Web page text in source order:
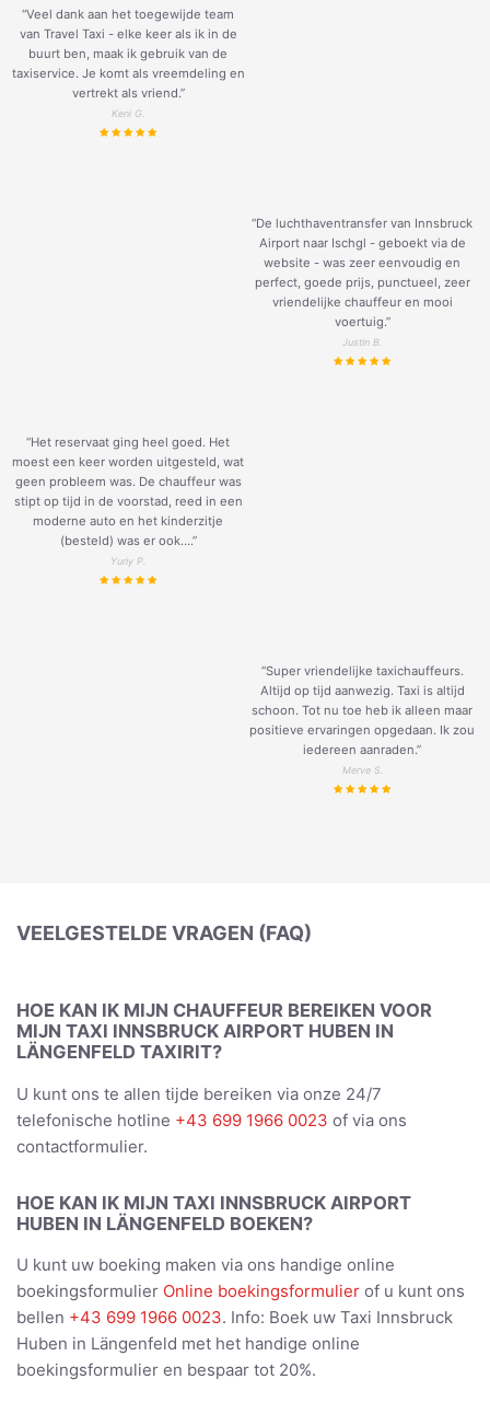
“Veel dank aan het toegewijde team
van Travel Taxi - elke keer als ik in de
buurt ben, maak ik gebruik van de
taxiservice. Je komt als vreemdeling en
vertrekt als vriend.”
Keni G.
“De luchthaventransfer van Innsbruck
Airport naar Ischgl - geboekt via de
website - was zeer eenvoudig en
perfect, goede prijs, punctueel, zeer
vriendelijke chauffeur en mooi
voertuig.”
Justin B.
“Het reservaat ging heel goed. Het
moest een keer worden uitgesteld, wat
geen probleem was. De chauffeur was
stipt op tijd in de voorstad, reed in een
moderne auto en het kinderzitje
(besteld) was er ook....”
Yuriy P.
“Super vriendelijke taxichauffeurs.
Altijd op tijd aanwezig. Taxi is altijd
schoon. Tot nu toe heb ik alleen maar
positieve ervaringen opgedaan. Ik zou
iedereen aanraden.”
Merve S.
VEELGESTELDE VRAGEN (FAQ)
HOE KAN IK MIJN CHAUFFEUR BEREIKEN VOOR
MIJN TAXI INNSBRUCK AIRPORT HUBEN IN
LÄNGENFELD TAXIRIT?
U kunt ons te allen tijde bereiken via onze 24/7
telefonische hotline +43 699 1966 0023 of via ons
contactformulier.
HOE KAN IK MIJN TAXI INNSBRUCK AIRPORT
HUBEN IN LÄNGENFELD BOEKEN?
U kunt uw boeking maken via ons handige online
boekingsformulier Online boekingsformulier of u kunt ons
bellen +43 699 1966 0023. Info: Boek uw Taxi Innsbruck
Huben in Längenfeld met het handige online
boekingsformulier en bespaar tot 20%.